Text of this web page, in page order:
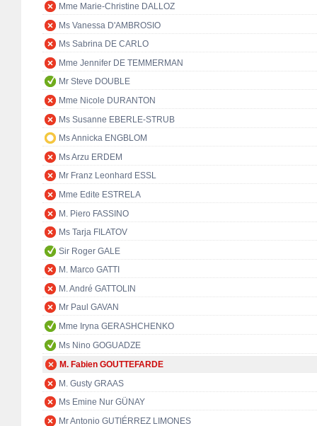
Mme Marie-Christine DALLOZ
Ms Vanessa D'AMBROSIO
Ms Sabrina DE CARLO
Mme Jennifer DE TEMMERMAN
Mr Steve DOUBLE
Mme Nicole DURANTON
Ms Susanne EBERLE-STRUB
Ms Annicka ENGBLOM
Ms Arzu ERDEM
Mr Franz Leonhard ESSL
Mme Edite ESTRELA
M. Piero FASSINO
Ms Tarja FILATOV
Sir Roger GALE
M. Marco GATTI
M. André GATTOLIN
Mr Paul GAVAN
Mme Iryna GERASHCHENKO
Ms Nino GOGUADZE
M. Fabien GOUTTEFARDE
M. Gusty GRAAS
Ms Emine Nur GÜNAY
Mr Antonio GUTIÉRREZ LIMONES